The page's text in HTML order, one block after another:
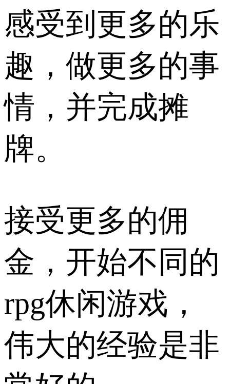
感受到更多的乐
趣，做更多的事
情，并完成摊
牌。
接受更多的佣
金，开始不同的
rpg休闲游戏，
伟大的经验是非